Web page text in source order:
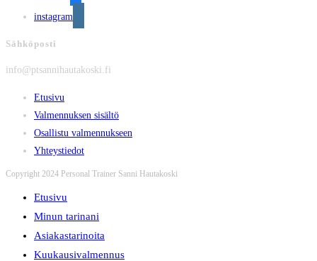
instagram
Sähköposti
info@ptsannihautakoski.fi
Etusivu
Valmennuksen sisältö
Osallistu valmennukseen
Yhteystiedot
Copyright 2024 Personal Trainer Sanni Hautakoski
Etusivu
Minun tarinani
Asiakastarinoita
Kuukausivalmennus